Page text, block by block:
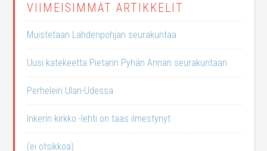
VIIMEISIMMÄT ARTIKKELIT
Muistetaan Lahdenpohjan seurakuntaa
Uusi katekeetta Pietarin Pyhän Annan seurakuntaan
Perheleiri Ulan-Udessa
Inkerin kirkko -lehti on taas ilmestynyt
(ei otsikkoa)